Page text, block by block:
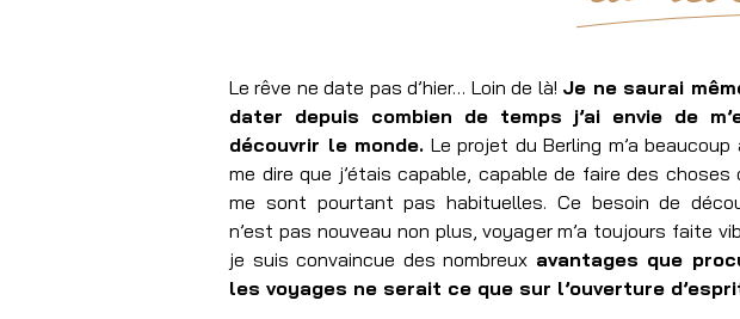
Le rêve ne date pas d’hier… Loin de là! Je ne saurai
dater depuis combien de temps j’ai envie de
découvrir le monde. Le projet du Berling m’a beaucoup
me dire que j’étais capable, capable de faire des choses
me sont pourtant pas habituelles. Ce besoin de
n’est pas nouveau non plus, voyager m’a toujours faite
je suis convaincue des nombreux avantages que
les voyages ne serait ce que sur l’ouverture